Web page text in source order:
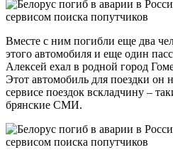
Вместе с ним погибли еще два
этого автомобиля и еще один
Алексей ехал в родной город
Этот автомобиль для поездки он
сервисе поездок вскладчину –
брянские СМИ.